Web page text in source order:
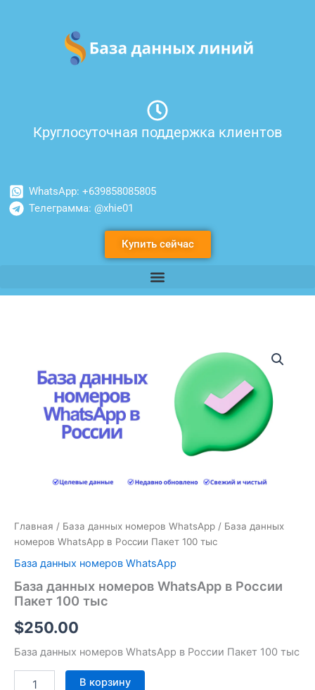
содержимому
Круглосуточная поддержка клиентов
WhatsApp: +639858085805
Телеграмма: @xhie01
Купить сейчас
Главная / База данных номеров WhatsApp / База данных
номеров WhatsApp в России Пакет 100 тыс
База данных номеров WhatsApp
База данных номеров WhatsApp в России
Пакет 100 тыс
$250.00
База данных номеров WhatsApp в России Пакет 100 тыс
данных
WhatsApp
В корзину